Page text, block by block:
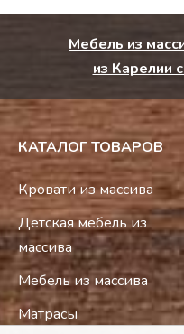
Мебель из
из Карелии
КАТАЛОГ ТОВАРОВ
Кровати из массива
Детская мебель из
массива
Мебель из массива
Матрасы